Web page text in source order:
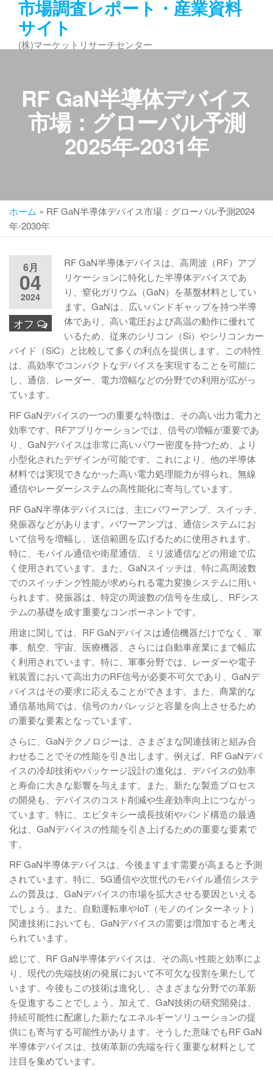
ン
市場調査レポート・産業資料
サイト
(株)マーケットリサーチセンター
RF GaN半導体デバイス
市場：グローバル予測
2025年-2031年
ホーム » RF GaN半導体デバイス市場：グローバル予測2024
年-2030年
6月
04
2024
オフ
RF GaN半導体デバイスは、高周波（RF）アプ
リケーションに特化した半導体デバイスであ
り、窒化ガリウム（GaN）を基盤材料としてい
ます。GaNは、広いバンドギャップを持つ半導
体であり、高い電圧および高温の動作に優れて
いるため、従来のシリコン（Si）やシリコンカー
バイド（SiC）と比較して多くの利点を提供します。この特性
は、高効率でコンパクトなデバイスを実現することを可能に
し、通信、レーダー、電力増幅などの分野での利用が広がっ
ています。
RF GaNデバイスの一つの重要な特徴は、その高い出力電力と
効率です。RFアプリケーションでは、信号の増幅が重要であ
り、GaNデバイスは非常に高いパワー密度を持つため、より
小型化されたデザインが可能です。これにより、他の半導体
材料では実現できなかった高い電力処理能力が得られ、無線
通信やレーダーシステムの高性能化に寄与しています。
RF GaN半導体デバイスには、主にパワーアンプ、スイッチ、
発振器などがあります。パワーアンプは、通信システムにお
いて信号を増幅し、送信範囲を広げるために使用されます。
特に、モバイル通信や衛星通信、ミリ波通信などの用途で広
く使用されています。また、GaNスイッチは、特に高周波数
でのスイッチング性能が求められる電力変換システムに用い
られます。発振器は、特定の周波数の信号を生成し、RFシス
テムの基礎を成す重要なコンポーネントです。
用途に関しては、RF GaNデバイスは通信機器だけでなく、軍
事、航空、宇宙、医療機器、さらには自動車産業にまで幅広
く利用されています。特に、軍事分野では、レーダーや電子
戦装置において高出力のRF信号が必要不可欠であり、GaNデ
バイスはその要求に応えることができます。また、商業的な
通信基地局では、信号のカバレッジと容量を向上させるため
の重要な要素となっています。
さらに、GaNテクノロジーは、さまざまな関連技術と組み合
わせることでその性能を引き出します。例えば、RF GaNデバ
イスの冷却技術やパッケージ設計の進化は、デバイスの効率
と寿命に大きな影響を与えます。また、新たな製造プロセス
の開発も、デバイスのコスト削減や生産効率向上につながっ
ています。特に、エピタキシー成長技術やバンド構造の最適
化は、GaNデバイスの性能を引き上げるための重要な要素で
す。
RF GaN半導体デバイスは、今後ますます需要が高まると予測
されています。特に、5G通信や次世代のモバイル通信システ
ムの普及は、GaNデバイスの市場を拡大させる要因といえる
でしょう。また、自動運転車やIoT（モノのインターネット）
関連技術においても、GaNデバイスの需要は増加すると考え
られています。
総じて、RF GaN半導体デバイスは、その高い性能と効率によ
り、現代の先端技術の発展において不可欠な役割を果たして
います。今後もこの技術は進化し、さまざまな分野での革新
を促進することでしょう。加えて、GaN技術の研究開発は、
持続可能性に配慮した新たなエネルギーソリューションの提
供にも寄与する可能性があります。そうした意味でもRF GaN
半導体デバイスは、技術革新の先端を行く重要な材料として
注目を集めています。